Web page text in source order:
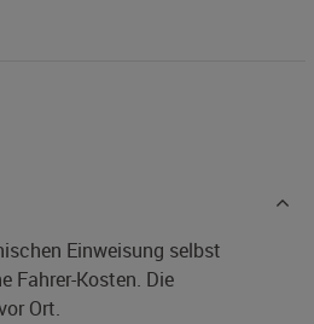
Einweisung selbst
Fahrer-Kosten. Die
Ort.